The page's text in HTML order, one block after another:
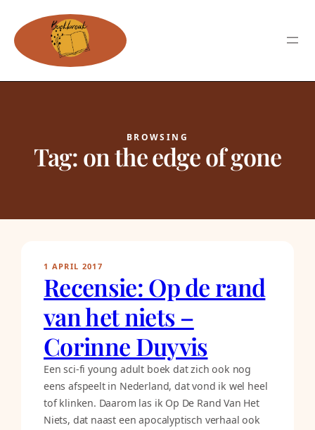
BROWSING
Tag:on the edge of gone
1 APRIL 2017
Recensie: Op de rand
van het niets –
Corinne Duyvis
Een sci-fi young adult boek dat zich ook nog
eens afspeelt in Nederland, dat vond ik wel heel
tof klinken. Daarom las ik Op De Rand Van Het
Niets, dat naast een apocalyptisch verhaal ook